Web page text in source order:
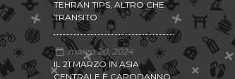
TEHRAN TIPS, ALTRO CHE
TRANSITO
marzo 20, 2024
IL 21 MARZO IN ASIA
CENTRALE È CAPODANNO